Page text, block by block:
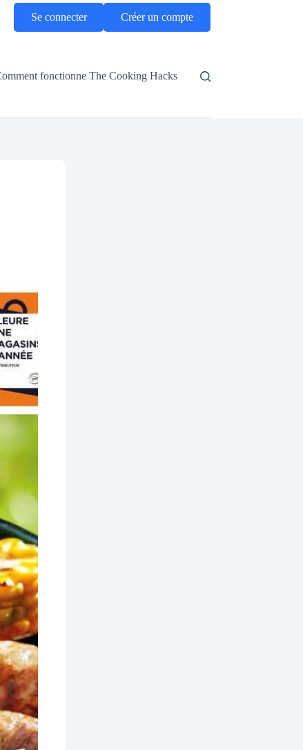
Se connecter Créer un compte
fonctionne The Cooking Hacks